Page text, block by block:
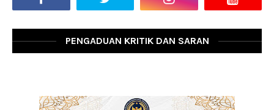
PENGADUAN KRITIK DAN SARAN